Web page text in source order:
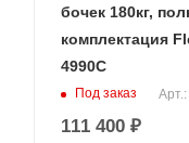
бочек 180кг,
комплектация
4990C
Под заказ
111 400 ₽